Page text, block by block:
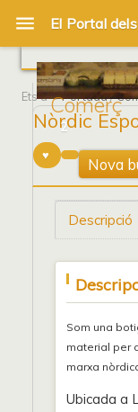
Comerç
Ets a Portada/
Nòrdic
2
Nova
Descripció
Som una
material per
marxa
Ubicada a